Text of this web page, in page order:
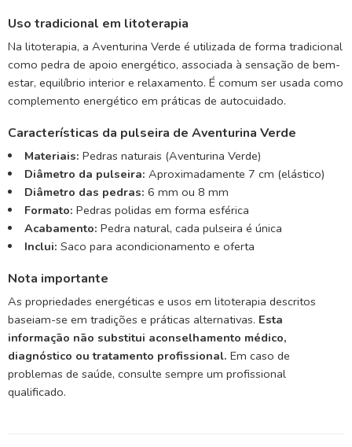
Uso tradicional em litoterapia
Na litoterapia, a Aventurina Verde é utilizada de forma tradicional
como pedra de apoio energético, associada à sensação de bem-
estar, equilíbrio interior e relaxamento. É comum ser usada como
complemento energético em práticas de autocuidado.
Características da pulseira de Aventurina Verde
Materiais: Pedras naturais (Aventurina Verde)
Diâmetro da pulseira: Aproximadamente 7 cm (elástico)
Diâmetro das pedras: 6 mm ou 8 mm
Formato: Pedras polidas em forma esférica
Acabamento: Pedra natural, cada pulseira é única
Inclui: Saco para acondicionamento e oferta
Nota importante
As propriedades energéticas e usos em litoterapia descritos
baseiam-se em tradições e práticas alternativas. Esta
informação não substitui aconselhamento médico,
diagnóstico ou tratamento profissional. Em caso de
problemas de saúde, consulte sempre um profissional
qualificado.